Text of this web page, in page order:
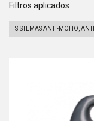
Filtros aplicados
SISTEMAS ANTI-MOHO,